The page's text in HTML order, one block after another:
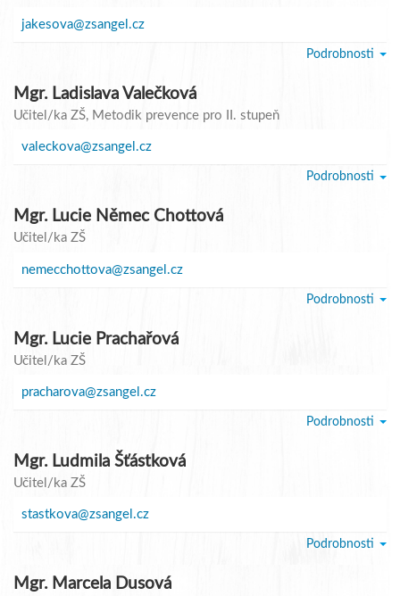
jakesova@zsangel.cz
Podrobnosti
Mgr. Ladislava Valečková
Učitel/ka ZŠ, Metodik prevence pro II. stupeň
valeckova@zsangel.cz
Podrobnosti
Mgr. Lucie Němec Chottová
Učitel/ka ZŠ
nemecchottova@zsangel.cz
Podrobnosti
Mgr. Lucie Prachařová
Učitel/ka ZŠ
pracharova@zsangel.cz
Podrobnosti
Mgr. Ludmila Šťástková
Učitel/ka ZŠ
stastkova@zsangel.cz
Podrobnosti
Mgr. Marcela Dusová